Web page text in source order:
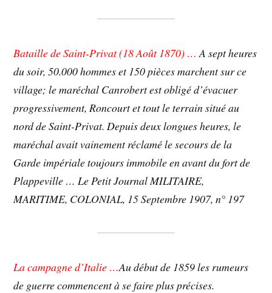
Bataille de Saint-Privat (18 Août 1870) … A sept heures
du soir, 50.000 hommes et 150 pièces marchent sur ce
village; le maréchal Canrobert est obligé d’évacuer
progressivement, Roncourt et tout le terrain situé au
nord de Saint-Privat. Depuis deux longues heures, le
maréchal avait vainement réclamé le secours de la
Garde impériale toujours immobile en avant du fort de
Plappeville … Le Petit Journal MILITAIRE,
MARITIME, COLONIAL, 15 Septembre 1907, n° 197
La campagne d’Italie …Au début de 1859 les rumeurs
de guerre commencent à se faire plus précises.